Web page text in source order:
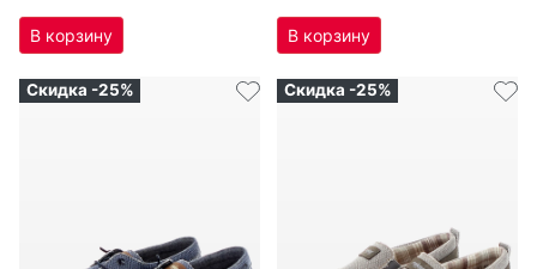
Скидка -25% Скидка -25%